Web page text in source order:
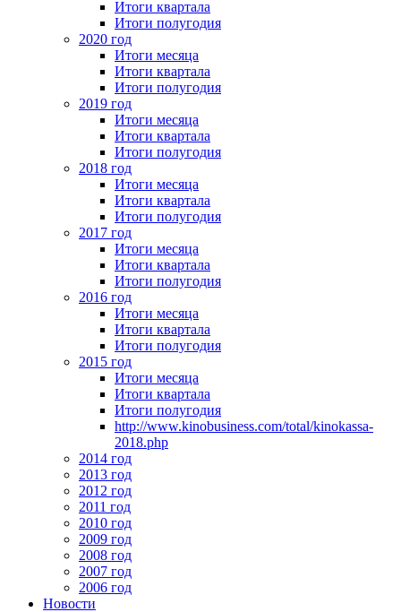
Итоги квартала
Итоги полугодия
2020 год
Итоги месяца
Итоги квартала
Итоги полугодия
2019 год
Итоги месяца
Итоги квартала
Итоги полугодия
2018 год
Итоги месяца
Итоги квартала
Итоги полугодия
2017 год
Итоги месяца
Итоги квартала
Итоги полугодия
2016 год
Итоги месяца
Итоги квартала
Итоги полугодия
2015 год
Итоги месяца
Итоги квартала
Итоги полугодия
http://www.kinobusiness.com/total/kinokassa-
2018.php
2014 год
2013 год
2012 год
2011 год
2010 год
2009 год
2008 год
2007 год
2006 год
Новости